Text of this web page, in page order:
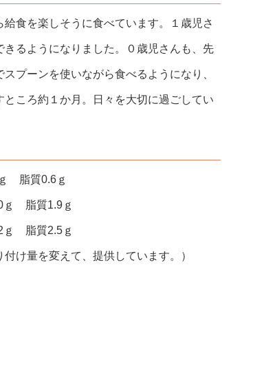
食を楽しそうに食べています。１歳児さ
るようになりました。０歳児さんも、先
プーンを使いながら食べるようになり、
ころ約１か月。日々を大切に過ごしてい
脂質0.6ｇ
ｇ 脂質1.9ｇ
ｇ 脂質2.5ｇ
け量を変えて、提供しています。）